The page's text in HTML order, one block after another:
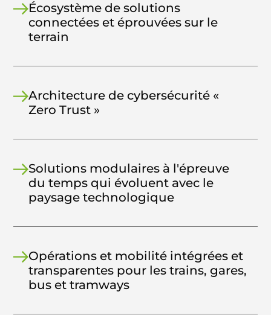
Écosystème de solutions
connectées et éprouvées sur le
terrain
Architecture de cybersécurité «
Zero Trust »
Solutions modulaires à l'épreuve
du temps qui évoluent avec le
paysage technologique
Opérations et mobilité intégrées et
transparentes pour les trains, gares,
bus et tramways